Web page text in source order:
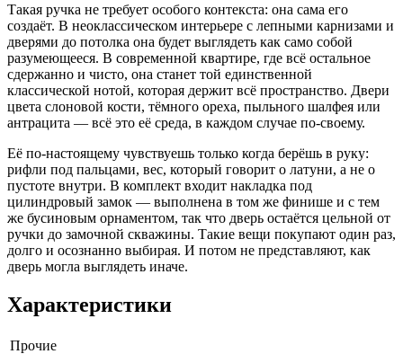
Такая ручка не требует особого контекста: она сама его
создаёт. В неоклассическом интерьере с лепными карнизами и
дверями до потолка она будет выглядеть как само собой
разумеющееся. В современной квартире, где всё остальное
сдержанно и чисто, она станет той единственной
классической нотой, которая держит всё пространство. Двери
цвета слоновой кости, тёмного ореха, пыльного шалфея или
антрацита — всё это её среда, в каждом случае по-своему.
Её по-настоящему чувствуешь только когда берёшь в руку:
рифли под пальцами, вес, который говорит о латуни, а не о
пустоте внутри. В комплект входит накладка под
цилиндровый замок — выполнена в том же финише и с тем
же бусиновым орнаментом, так что дверь остаётся цельной от
ручки до замочной скважины. Такие вещи покупают один раз,
долго и осознанно выбирая. И потом не представляют, как
дверь могла выглядеть иначе.
Характеристики
Прочие